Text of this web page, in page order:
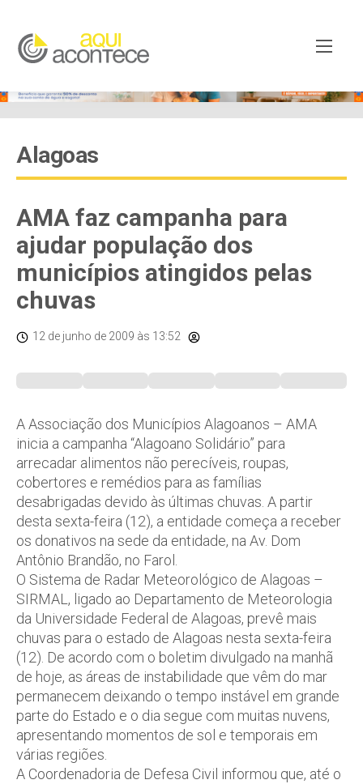
Alagoas
AMA faz campanha para
ajudar população dos
municípios atingidos pelas
chuvas
12 de junho de 2009 às 13:52
A Associação dos Municípios Alagoanos – AMA
inicia a campanha “Alagoano Solidário” para
arrecadar alimentos não perecíveis, roupas,
cobertores e remédios para as famílias
desabrigadas devido às últimas chuvas. A partir
desta sexta-feira (12), a entidade começa a receber
os donativos na sede da entidade, na Av. Dom
Antônio Brandão, no Farol.
O Sistema de Radar Meteorológico de Alagoas –
SIRMAL, ligado ao Departamento de Meteorologia
da Universidade Federal de Alagoas, prevê mais
chuvas para o estado de Alagoas nesta sexta-feira
(12). De acordo com o boletim divulgado na manhã
de hoje, as áreas de instabilidade que vêm do mar
permanecem deixando o tempo instável em grande
parte do Estado e o dia segue com muitas nuvens,
apresentando momentos de sol e temporais em
várias regiões.
A Coordenadoria de Defesa Civil informou que, até o